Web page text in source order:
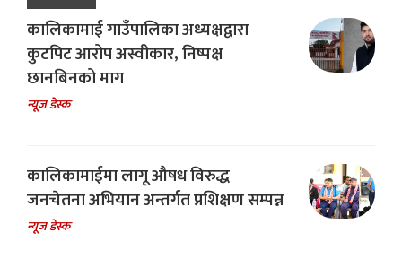
कालिकामाई गाउँपालिका अध्यक्षद्वारा
कुटपिट आरोप अस्वीकार, निष्पक्ष
छानबिनको माग
न्यूज डेस्क
कालिकामाईमा लागू औषध विरुद्ध
जनचेतना अभियान अन्तर्गत प्रशिक्षण सम्पन्न
न्यूज डेस्क